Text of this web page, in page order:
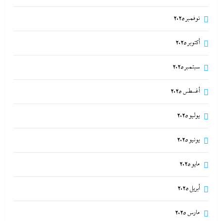
نوفمبر 2025
أكتوبر 2025
سبتمبر 2025
أغسطس 2025
يوليو 2025
يونيو 2025
مايو 2025
أبريل 2025
مارس 2025